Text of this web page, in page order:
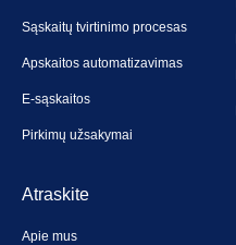
Sąskaitų tvirtinimo procesas
Apskaitos automatizavimas
E-sąskaitos
Pirkimų užsakymai
Atraskite
Apie mus